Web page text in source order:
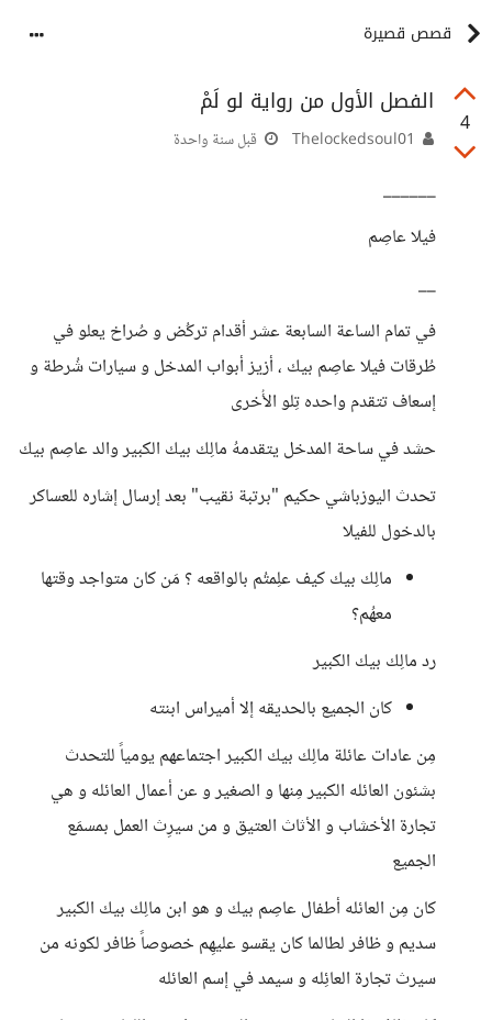
قصص قصيرة
4
الفصل الأول من رواية لو لَمْ
قبل سنة واحدة
______
فيلا عاصِم
__
في تمام الساعة السابعة عشر أقدام تركُض و صُراخ يعلو في
طُرقات فيلا عاصِم بيك ، أزيز أبواب المدخل و سيارات شُرطة و
إسعاف تتقدم واحده تِلو الأُخرى
حشد في ساحة المدخل يتقدمهُ مالِك بيك الكبير والد عاصِم بيك
تحدث اليوزباشي حكيم "برتبة نقيب" بعد إرسال إشاره للعساكر
بالدخول للفيلا
مالِك بيك كيف علِمتُم بالواقعه ؟ مَن كان متواجد وقتها
معهُم؟
رد مالِك بيك الكبير
كان الجميع بالحديقه إلا أميراس ابنته
مِن عادات عائلة مالِك بيك الكبير اجتماعهم يومياً للتحدث
بشئون العائله الكبير مِنها و الصغير و عن أعمال العائله و هي
تجارة الأخشاب و الأثاث العتيق و من سيرِث العمل بمسمَع
الجميع
كان مِن العائله أطفال عاصِم بيك و هو ابن مالِك بيك الكبير
سديم و ظافر لطالما كان يقسو عليهِم خصوصاً ظافر لكونه من
سيرث تجارة العائِله و سيمد في إسم العائله